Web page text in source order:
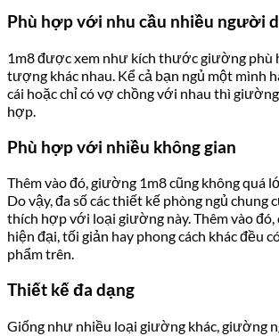
Phù hợp với nhu cầu nhiều người
1m8 được xem như kích thước giường phù
tượng khác nhau. Kể cả bạn ngủ một mình
cái hoặc chỉ có vợ chồng với nhau thì
hợp.
Phù hợp với nhiều không gian
Thêm vào đó, giường 1m8 cũng không quá
Do vậy, đa số các thiết kế phòng ngủ chung
thích hợp với loại giường này. Thêm vào đó,
hiện đại, tối giản hay phong cách khác đều
phẩm trên.
Thiết kế đa dạng
Giống như nhiều loại giường khác, giường